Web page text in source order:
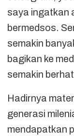
saya ingatkan
bermedsos.
semakin
bagikan ke
semakin
Hadirnya
generasi
mendapatkan